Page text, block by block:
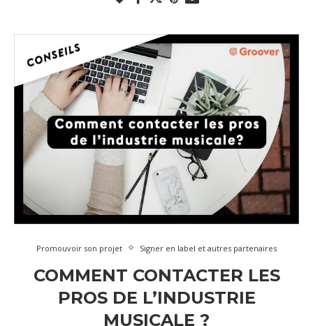
Promouvoir son projet Signer en label et autres partenaires
COMMENT CONTACTER LES
PROS DE L’INDUSTRIE
MUSICALE ?